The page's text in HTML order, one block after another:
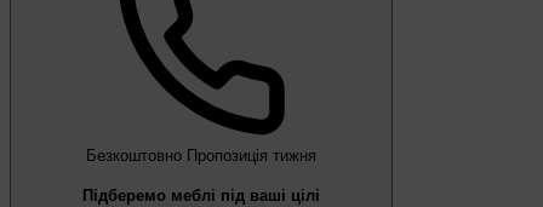
Безкоштовно Пропозиція тижня
Підберемо меблі під ваші цілі